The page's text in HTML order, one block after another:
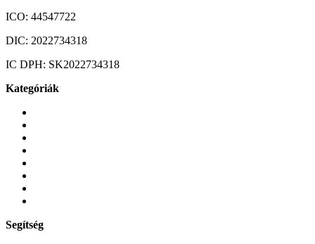
ICO: 44547722
DIC: 2022734318
IC DPH: SK2022734318
Kategóriák
Segítség